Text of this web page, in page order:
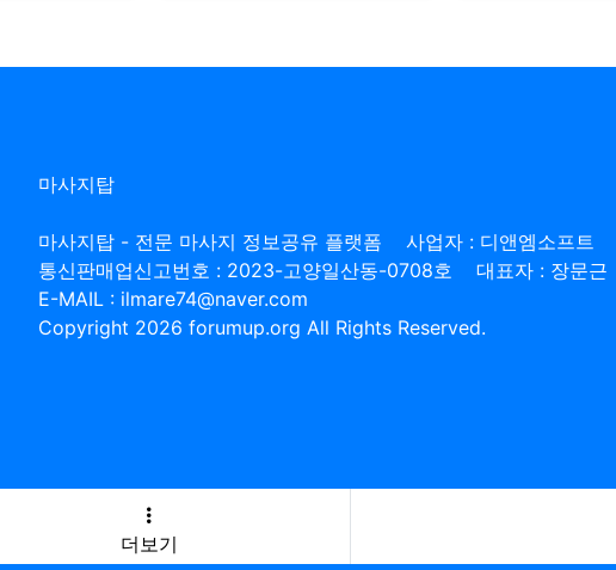
마사지탑
마사지탑 - 전문 마사지 정보공유 플랫폼
사업자 : 디앤엠소프트
통신판매업신고번호 : 2023-고양일산동-0708호
대표자 : 장문근
E-MAIL : ilmare74@naver.com
Copyright 2026 forumup.org All Rights Reserved.
더보기